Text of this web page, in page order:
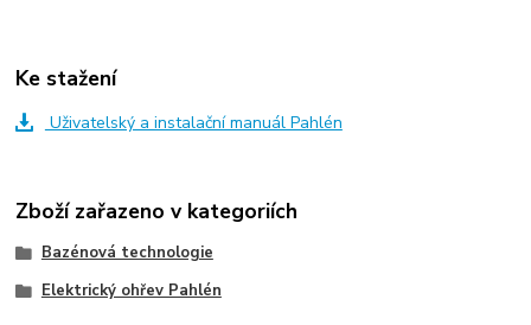
Ke stažení
Uživatelský a instalační manuál Pahlén
Zboží zařazeno v kategoriích
Bazénová technologie
Elektrický ohřev Pahlén